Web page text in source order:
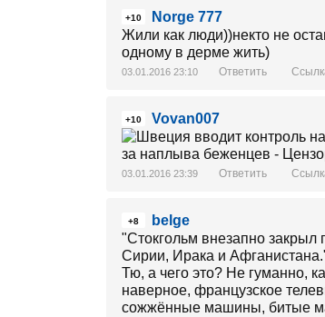
+10
Norge 777
Жили как люди))некто не
одному в дерме жить)
03.01.2016 23:10 Ответить
+10 Vovan007
03.01.2016 23:39 Ответить
+8
belge
"Стокгольм внезапно закрыл
Сирии, Ирака и
Тю, а чего это? Не гуманно,
наверное, французское
сожжённые машины, битые